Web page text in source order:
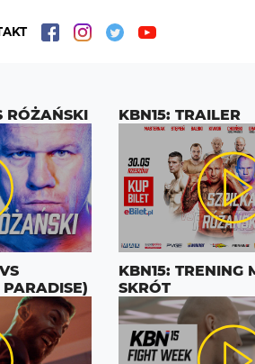
RÓŻAŃSKI KBN15: TRAILER
KBN15: TRENING
SKRÓT